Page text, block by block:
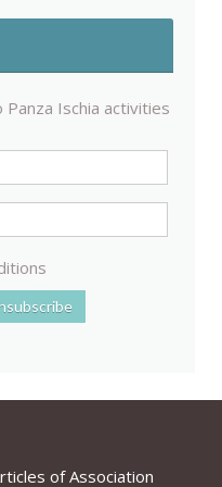
Ischia activities
of Association